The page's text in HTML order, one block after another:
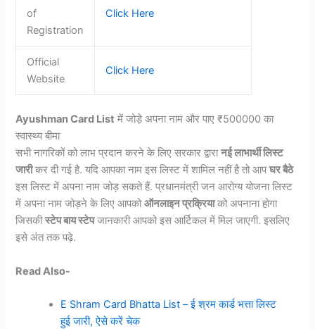
of
Registration
Click Here
Official
Website
Click Here
Ayushman Card List में जोड़े अपना नाम और पाए ₹500000 का
स्वास्थ्य बीमा
सभी नागरिकों को लाभ प्रदान करने के लिए सरकार द्वारानई लाभार्थी लिस्ट
जारीकर दी गई है. यदि आपका नाम इस लिस्ट में शामिल नहीं है तो आपघर बैठे
इस लिस्ट में अपना नाम जोड़ सकते हैं. प्रधानमंत्री जन आरोग्य योजना लिस्ट
में अपना नाम जोड़ने के लिए आपकोऑनलाइन प्रक्रियाको अपनाना होगा
जिसकीस्टेप बाय स्टेपजानकारी आपको इस आर्टिकल में मिल जाएगी. इसलिए
इसे अंत तक पढ़े.
Read Also-
E Shram Card Bhatta List – ई श्रम कार्ड भत्ता लिस्ट
हुई जारी, ऐसे करें चेक